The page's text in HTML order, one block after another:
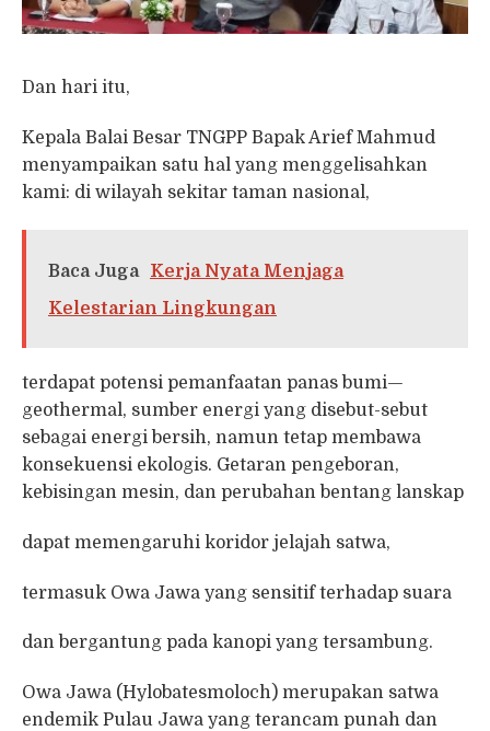
Dan hari itu,
Kepala Balai Besar TNGPP Bapak Arief Mahmud
menyampaikan satu hal yang menggelisahkan
kami: di wilayah sekitar taman nasional,
Baca Juga
Kerja Nyata Menjaga
Kelestarian Lingkungan
terdapat potensi pemanfaatan panas bumi—
geothermal, sumber energi yang disebut-sebut
sebagai energi bersih, namun tetap membawa
konsekuensi ekologis. Getaran pengeboran,
kebisingan mesin, dan perubahan bentang lanskap
dapat memengaruhi koridor jelajah satwa,
termasuk Owa Jawa yang sensitif terhadap suara
dan bergantung pada kanopi yang tersambung.
Owa Jawa (Hylobatesmoloch) merupakan satwa
endemik Pulau Jawa yang terancam punah dan